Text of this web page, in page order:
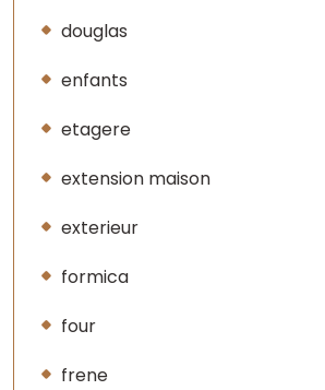
douglas
enfants
etagere
extension maison
exterieur
formica
four
frene